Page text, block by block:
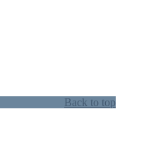
Back to top